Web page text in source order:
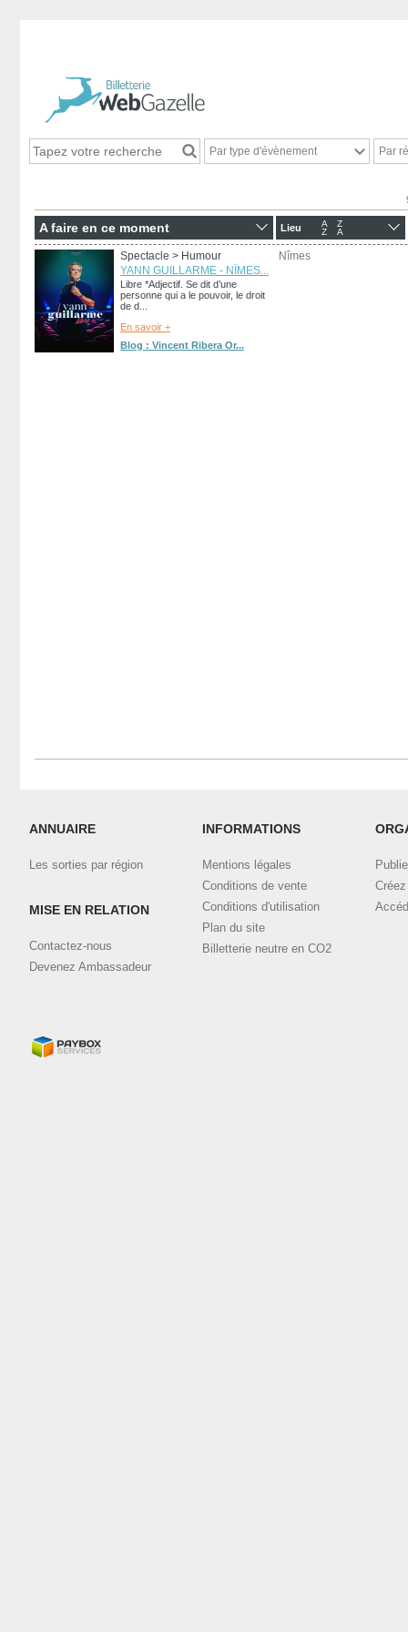
Par type d'évènement Par
A faire en ce moment A
Z
Z
A
Lieu
Spectacle > Humour
YANN GUILLARME - NÎMES...
Libre *Adjectif. Se dit d’une
personne qui a le pouvoir, le droit
de d...
En savoir +
Blog : Vincent Ribera Or...
Nîmes
ANNUAIRE
Les sorties par région
MISE EN RELATION
Contactez-nous
Devenez Ambassadeur
INFORMATIONS
Mentions légales
Conditions de vente
Conditions d'utilisation
Plan du site
Billetterie neutre en CO2